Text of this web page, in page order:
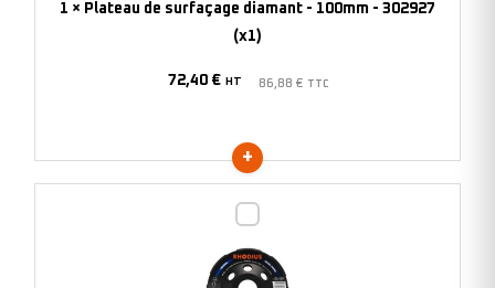
-
(x1)
1 × Plateau de surfaçage diamant - 100mm - 302927
(x1)
72,40 € HT 86,88 € TTC
surfaçage